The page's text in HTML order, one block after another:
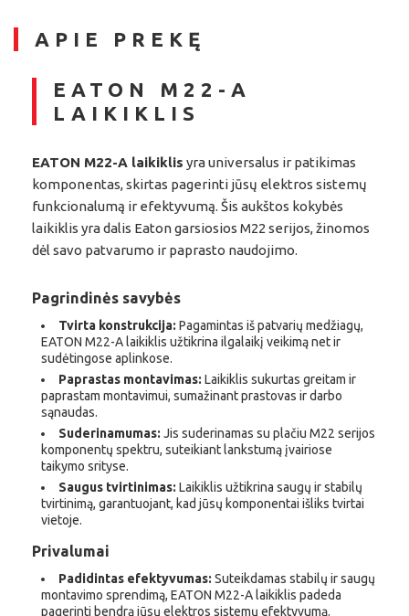
APIE PREKĘ
EATON M22-A
LAIKIKLIS
EATON M22-A laikiklis yra universalus ir patikimas
komponentas, skirtas pagerinti jūsų elektros sistemų
funkcionalumą ir efektyvumą. Šis aukštos kokybės
laikiklis yra dalis Eaton garsiosios M22 serijos, žinomos
dėl savo patvarumo ir paprasto naudojimo.
Pagrindinės savybės
Tvirta konstrukcija: Pagamintas iš patvarių medžiagų,
EATON M22-A laikiklis užtikrina ilgalaikį veikimą net ir
sudėtingose aplinkose.
Paprastas montavimas: Laikiklis sukurtas greitam ir
paprastam montavimui, sumažinant prastovas ir darbo
sąnaudas.
Suderinamumas: Jis suderinamas su plačiu M22 serijos
komponentų spektru, suteikiant lankstumą įvairiose
taikymo srityse.
Saugus tvirtinimas: Laikiklis užtikrina saugų ir stabilų
tvirtinimą, garantuojant, kad jūsų komponentai išliks tvirtai
vietoje.
Privalumai
Padidintas efektyvumas: Suteikdamas stabilų ir saugų
montavimo sprendimą, EATON M22-A laikiklis padeda
pagerinti bendrą jūsų elektros sistemų efektyvumą.